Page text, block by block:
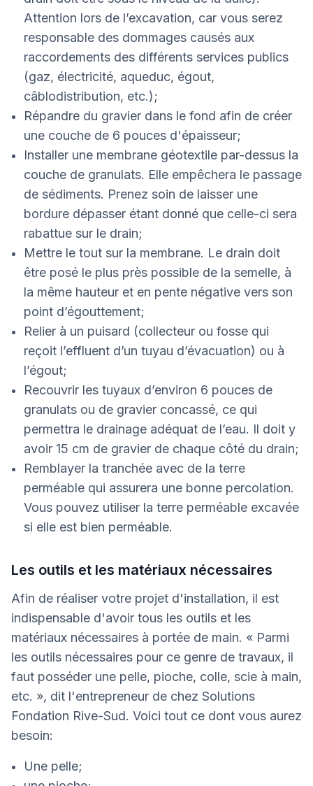
Attention lors de l’excavation, car vous serez
responsable des dommages causés aux
raccordements des différents services publics
(gaz, électricité, aqueduc, égout,
câblodistribution, etc.);
Répandre du gravier dans le fond afin de créer
une couche de 6 pouces d'épaisseur;
Installer une membrane géotextile par-dessus la
couche de granulats. Elle empêchera le passage
de sédiments. Prenez soin de laisser une
bordure dépasser étant donné que celle-ci sera
rabattue sur le drain;
Mettre le tout sur la membrane. Le drain doit
être posé le plus près possible de la semelle, à
la même hauteur et en pente négative vers son
point d’égouttement;
Relier à un puisard (collecteur ou fosse qui
reçoit l’effluent d’un tuyau d’évacuation) ou à
l’égout;
Recouvrir les tuyaux d’environ 6 pouces de
granulats ou de gravier concassé, ce qui
permettra le drainage adéquat de l’eau. Il doit y
avoir 15 cm de gravier de chaque côté du drain;
Remblayer la tranchée avec de la terre
perméable qui assurera une bonne percolation.
Vous pouvez utiliser la terre perméable excavée
si elle est bien perméable.
Les outils et les matériaux nécessaires
Afin de réaliser votre projet d'installation, il est
indispensable d'avoir tous les outils et les
matériaux nécessaires à portée de main. « Parmi
les outils nécessaires pour ce genre de travaux, il
faut posséder une pelle, pioche, colle, scie à main,
etc. », dit l'entrepreneur de chez Solutions
Fondation Rive-Sud. Voici tout ce dont vous aurez
besoin:
Une pelle;